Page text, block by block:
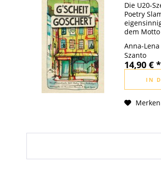
Die U20-
Poetry
dem
der Berge-
Anna-
Szanto
14,90 € *
IN
Merken